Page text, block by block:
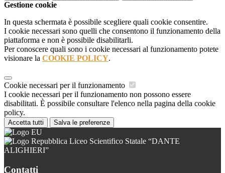
Gestione cookie
In questa schermata è possibile scegliere quali cookie consentire.
I cookie necessari sono quelli che consentono il funzionamento della
piattaforma e non è possibile disabilitarli.
Per conoscere quali sono i cookie necessari al funzionamento potete
visionare la COOKIE POLICY.
Cookie necessari per il funzionamento
I cookie necessari per il funzionamento non possono essere
disabilitati. È possibile consultare l'elenco nella pagina della cookie
policy.
Accetta tutti Salva le preferenze
Liceo Scientifico Statale “DANTE
ALIGHIERI”
Contatti